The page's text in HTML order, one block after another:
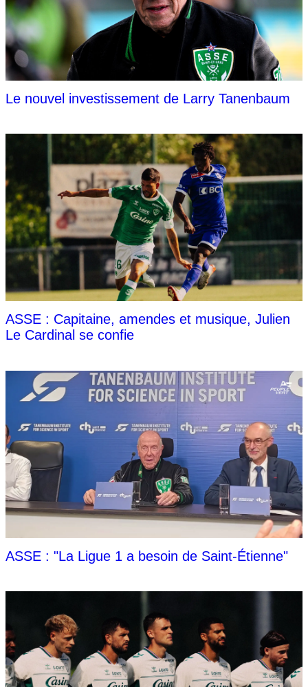
Le nouvel investissement de Larry Tanenbaum
ASSE : Capitaine, amendes et musique, Julien
Le Cardinal se confie
ASSE : "La Ligue 1 a besoin de Saint-Étienne"